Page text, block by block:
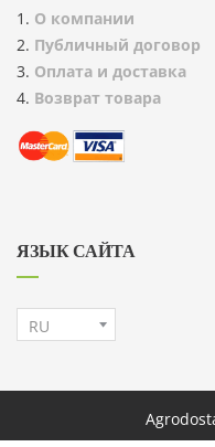
О компании
Публичный договор
Оплата и доставка
Возврат товара
ЯЗЫК САЙТА